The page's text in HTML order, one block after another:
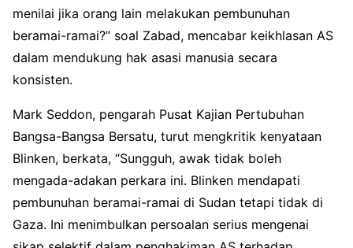
menilai jika orang lain melakukan pembunuhan
beramai-ramai?” soal Zabad, mencabar keikhlasan AS
dalam mendukung hak asasi manusia secara
konsisten.
Mark Seddon, pengarah Pusat Kajian Pertubuhan
Bangsa-Bangsa Bersatu, turut mengkritik kenyataan
Blinken, berkata, “Sungguh, awak tidak boleh
mengada-adakan perkara ini. Blinken mendapati
pembunuhan beramai-ramai di Sudan tetapi tidak di
Gaza. Ini menimbulkan persoalan serius mengenai